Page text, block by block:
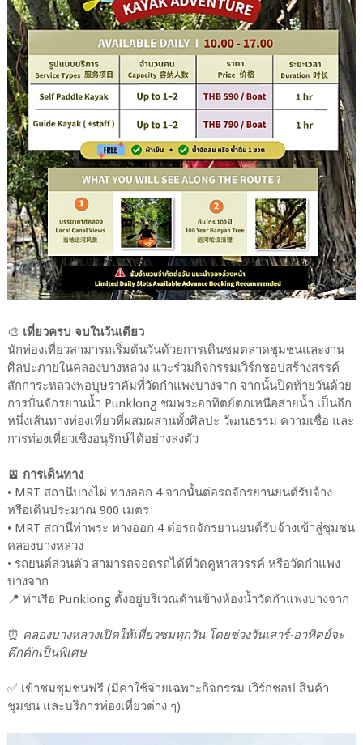
🎨 เที่ยวครบ จบในวันเดียว
นักท่องเที่ยวสามารถเริ่มต้นวันด้วยการเดินชมตลาดชุมชนและงาน
ศิลปะภายในคลองบางหลวง แวะร่วมกิจกรรมเวิร์กชอปสร้างสรรค์
สักการะหลวงพ่อบุษราคัมที่วัดกำแพงบางจาก จากนั้นปิดท้ายวันด้วย
การปั่นจักรยานน้ำ Punklong ชมพระอาทิตย์ตกเหนือสายน้ำ เป็นอีก
หนึ่งเส้นทางท่องเที่ยวที่ผสมผสานทั้งศิลปะ วัฒนธรรม ความเชื่อ และ
การท่องเที่ยวเชิงอนุรักษ์ได้อย่างลงตัว
🚈 การเดินทาง
• MRT สถานีบางไผ่ ทางออก 4 จากนั้นต่อรถจักรยานยนต์รับจ้าง
หรือเดินประมาณ 900 เมตร
• MRT สถานีท่าพระ ทางออก 4 ต่อรถจักรยานยนต์รับจ้างเข้าสู่ชุมชน
คลองบางหลวง
• รถยนต์ส่วนตัว สามารถจอดรถได้ที่วัดคูหาสวรรค์ หรือวัดกำแพง
บางจาก
📍 ท่าเรือ Punklong ตั้งอยู่บริเวณด้านข้างห้องน้ำวัดกำแพงบางจาก
⏰ คลองบางหลวงเปิดให้เที่ยวชมทุกวัน โดยช่วงวันเสาร์-อาทิตย์จะ
คึกคักเป็นพิเศษ
✅ เข้าชมชุมชนฟรี (มีค่าใช้จ่ายเฉพาะกิจกรรม เวิร์กชอป สินค้า
ชุมชน และบริการท่องเที่ยวต่าง ๆ)